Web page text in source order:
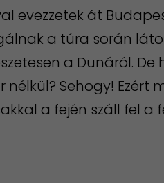
evezzetek át
a túra során
a Dunáról. De
Sehogy! Ezért
a fején száll fel a